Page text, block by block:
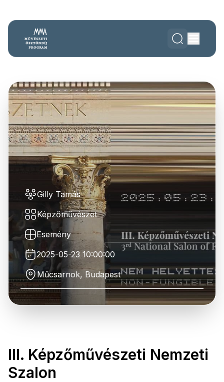
Gilly Tamás
Képzőművészet
Esemény
2025-05-23 10:00:00
Műcsarnok, Budapest
III. Képzőművészeti Nemzeti
Szalon